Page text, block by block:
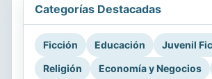
Categorías Destacadas
Ficción Educación
Juvenil
Religión
Economía y Negocios